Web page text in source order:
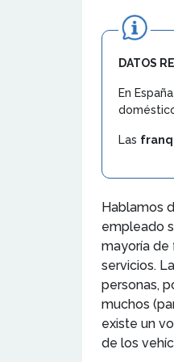
DATOS
En
Las
Hablamos
empleado
mayoría de
servicios.
personas,
muchos
existe un
de los